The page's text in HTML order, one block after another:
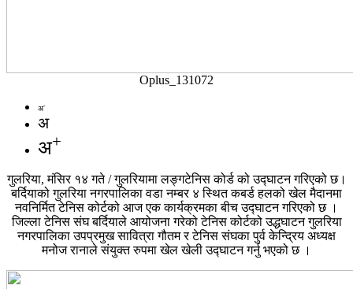
Oplus_131072
अ-
अ
अ+
गुलरिया, मंसिर १४ गते / गुलरियामा लङ्गटेनिस कोर्ड को उद्घाटन गरिएको छ।
बर्दियाको गुलरिया नगरपालिका वडा नम्बर ४ स्थित कबर्ड हलको खेल मैदानमा
नवनिर्मित टेनिस कोर्टको आज एक कार्यक्रमका बीच उद्घाटन गरिएको छ ।
जिल्ला टेनिस संघ बर्दियाले आयोजना गरेको टेनिस कोर्टको उद्धघाटन गुलरिया
नगरपालिका उपप्रमुख सावित्रा गौतम र टेनिस संघका पुर्व केन्द्रिय अध्यक्ष
मनोज रानाले संयुक्त रुपमा खेल खेली उद्घाटन गर्नु भएको छ ।